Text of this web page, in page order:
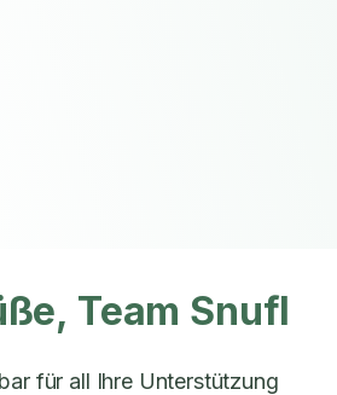
Team Snufl
für all Ihre Unterstützung